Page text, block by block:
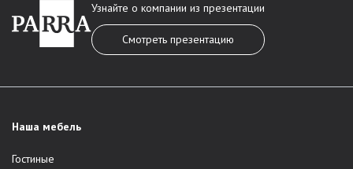
Наша мебель
Гостиные
Узнайте о компании из презентации
Смотреть презентацию